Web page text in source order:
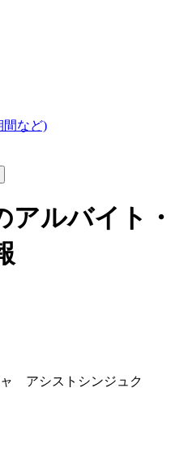
間など)
アルバイト・
アシストシンジュク